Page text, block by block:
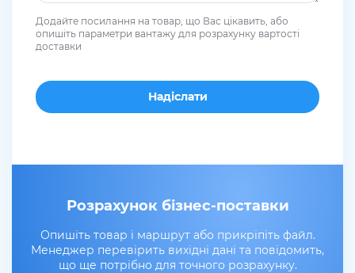
Розрахунок бізнес-поставки
Опишіть товар і маршрут або прикріпіть файл.
Менеджер перевірить вихідні дані та повідомить,
що ще потрібно для точного розрахунку.
Додайте посилання на товар, що Вас цікавить, або
опишіть параметри вантажу для розрахунку вартості
доставки